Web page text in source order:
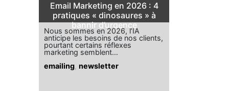
Email Marketing en 2026 : 4
pratiques « dinosaures » à
bannir d’urgence
Nous sommes en 2026, l’IA
anticipe les besoins de nos clients,
pourtant certains réflexes
marketing semblent…
emailing, newsletter